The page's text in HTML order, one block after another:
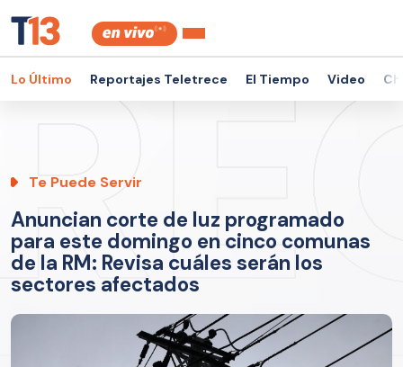
Lo Último Reportajes Teletrece El Tiempo Video
Te Puede Servir
Anuncian corte de luz programado
para este domingo en cinco comunas
de la RM: Revisa cuáles serán los
sectores afectados